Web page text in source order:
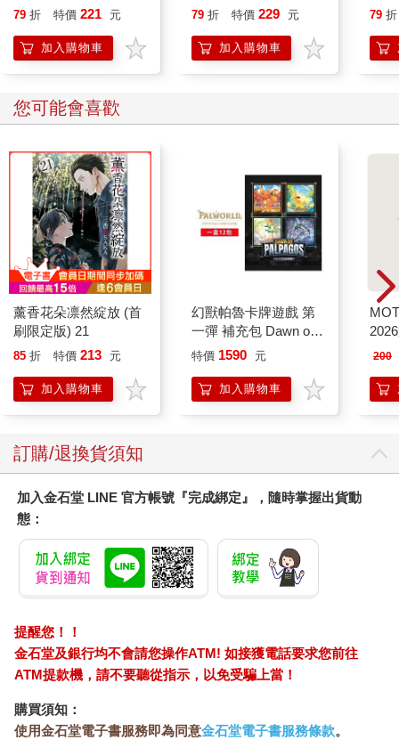
79 折 特價 221 元
加入購物車
79 折 特價 229 元
加入購物車
開
的
79 折
您可能會喜歡
薰香花朵凛然綻放 (首
刷限定版) 21
85 折 特價 213 元
加入購物車
幻獸帕魯卡牌遊戲 第
一彈 補充包 Dawn of
Palpagos（日文版一
特價 1590 元
加入購物車
200
訂購/退換貨須知
加入金石堂 LINE 官方帳號『完成綁定』，隨時掌握出貨動
態：
提醒您！！
金石堂及銀行均不會請您操作ATM! 如接獲電話要求您前往
ATM提款機，請不要聽從指示，以免受騙上當！
購買須知：
使用金石堂電子書服務即為同意金石堂電子書服務條款。